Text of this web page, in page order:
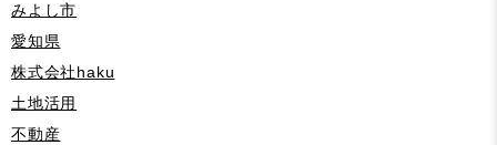
みよし市
愛知県
株式会社haku
土地活用
不動産